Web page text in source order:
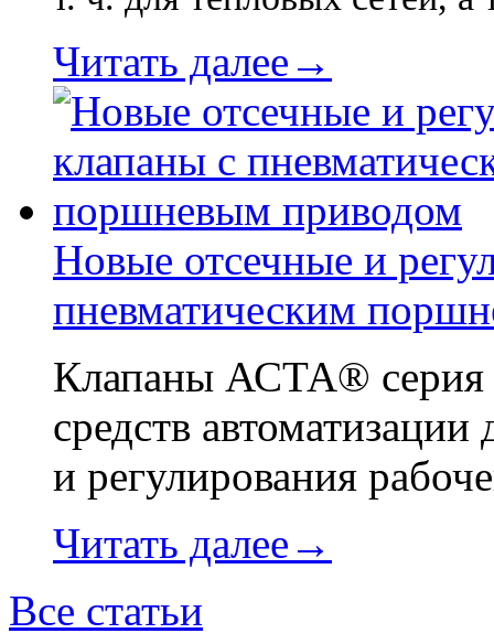
Читать далее→
Новые отсечные и
пневматическим
Клапаны АСТА® серия
средств
и регулирования
Читать далее→
Все статьи